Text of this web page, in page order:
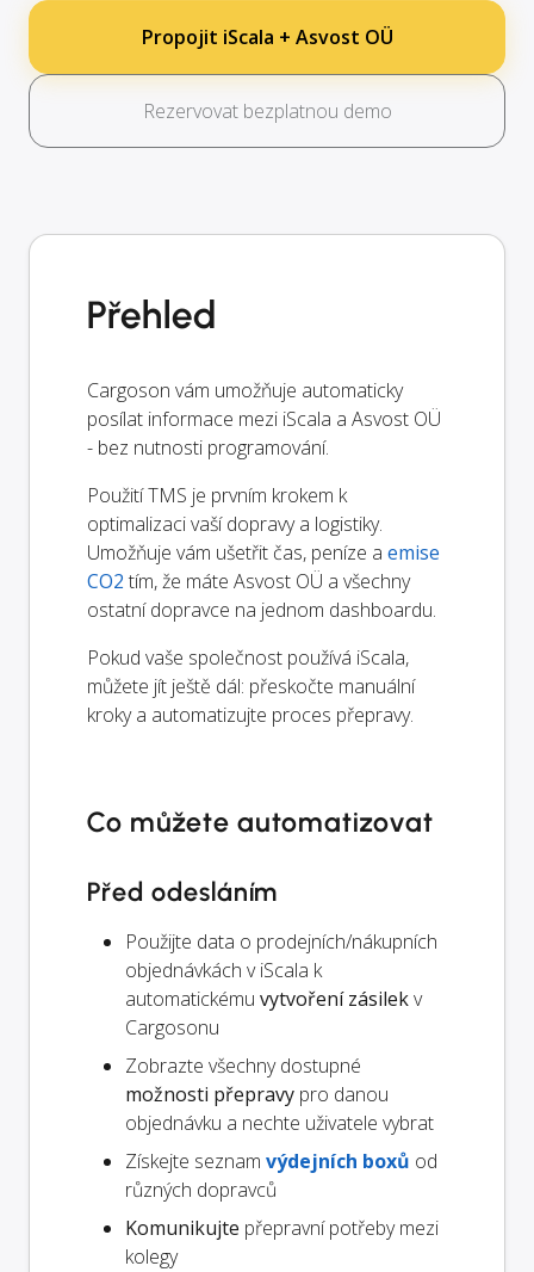
Propojit iScala + Asvost OÜ
Rezervovat bezplatnou demo
Přehled
Cargoson vám umožňuje automaticky
posílat informace mezi iScala a Asvost OÜ
- bez nutnosti programování.
Použití TMS je prvním krokem k
optimalizaci vaší dopravy a logistiky.
Umožňuje vám ušetřit čas, peníze a emise
CO2 tím, že máte Asvost OÜ a všechny
ostatní dopravce na jednom dashboardu.
Pokud vaše společnost používá iScala,
můžete jít ještě dál: přeskočte manuální
kroky a automatizujte proces přepravy.
Co můžete automatizovat
Před odesláním
Použijte data o prodejních/nákupních
objednávkách v iScala k
automatickému vytvoření zásilekv
Cargosonu
Zobrazte všechny dostupné
možnosti přepravy pro danou
objednávku a nechte uživatele vybrat
Získejte seznam výdejních boxů od
různých dopravců
Komunikujte přepravní potřeby mezi
kolegy